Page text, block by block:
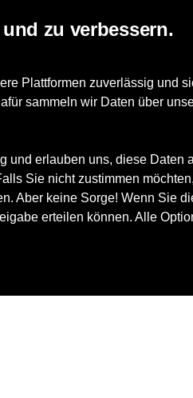
zu verbessern.
Plattformen zuverlässig und
sammeln wir Daten über
erlauben uns, diese Daten
Sie nicht zustimmen
Aber keine Sorge! Wenn Sie
erteilen können. Alle